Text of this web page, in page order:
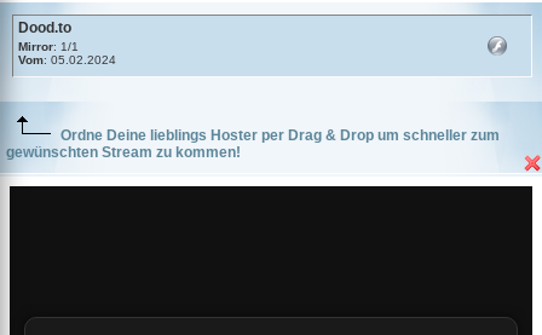
Dood.to
Mirror: 1/1
Vom: 05.02.2024
Ordne Deine lieblings Hoster per Drag & Drop um schneller zum
gewünschten Stream zu kommen!